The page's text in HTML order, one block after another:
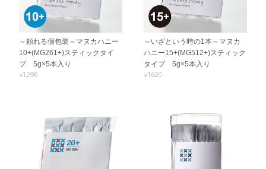
～頼れる個包装～マヌカハニー
10+(MG261+)スティックタイ
プ 5g×5本入り
¥1,296
～いざという時の1本～マヌカ
ハニー15+(MG512+)スティック
タイプ 5g×5本入り
¥1,620